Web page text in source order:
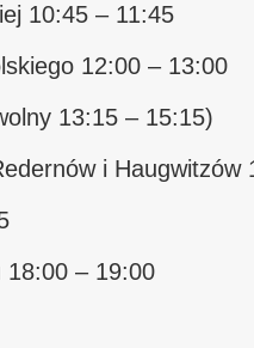
10:45 – 11:45
12:00 – 13:00
13:15 – 15:15)
i Haugwitzów
18:00 – 19:00